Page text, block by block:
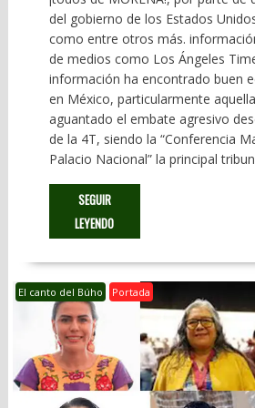
del gobierno de los Estados
como entre otros más.
de medios como Los Ángeles
información ha encontrado buen
en México, particularmente
aguantado el embate agresivo
de la 4T, siendo la “Conferencia
Palacio Nacional” la principal
SEGUIR
LEYENDO
El canto del Búho Portada